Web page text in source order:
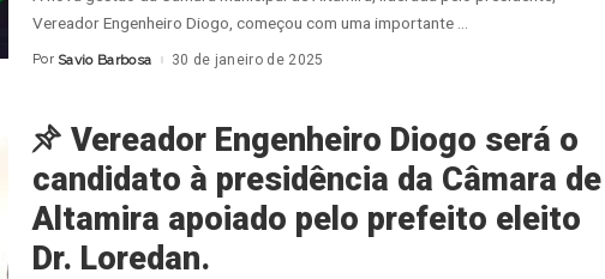
Vereador Engenheiro Diogo, começou com uma importante
Posted
Por Savio Barbosa 30 de janeiro de 2025
Vereador Engenheiro Diogo será o
candidato à presidência da Câmara de
Altamira apoiado pelo prefeito eleito
Dr. Loredan.